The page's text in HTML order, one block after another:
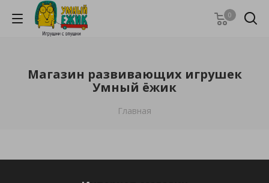
0
Магазин развивающих игрушек
Умный ёжик
Главная